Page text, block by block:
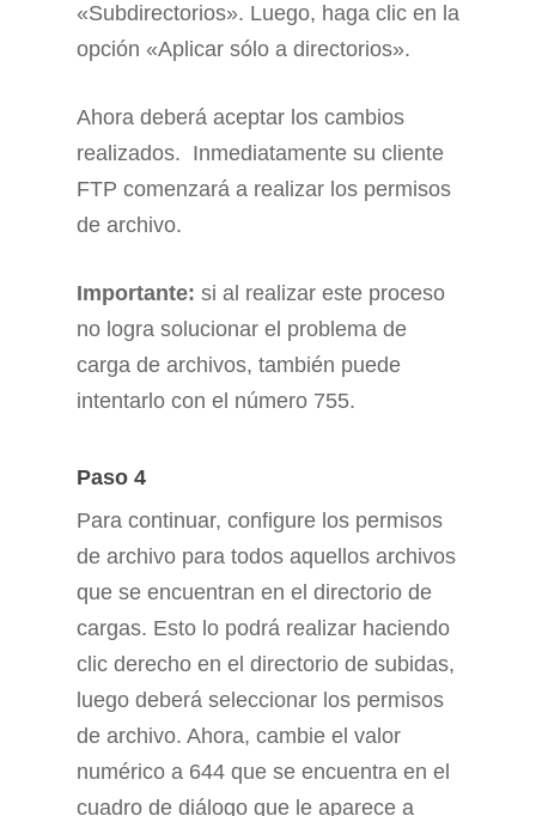
«Subdirectorios». Luego, haga clic en la
opción «Aplicar sólo a directorios».
Ahora deberá aceptar los cambios
realizados. Inmediatamente su cliente
FTP comenzará a realizar los permisos
de archivo.
Importante: si al realizar este proceso
no logra solucionar el problema de
carga de archivos, también puede
intentarlo con el número 755.
Paso 4
Para continuar, configure los permisos
de archivo para todos aquellos archivos
que se encuentran en el directorio de
cargas. Esto lo podrá realizar haciendo
clic derecho en el directorio de subidas,
luego deberá seleccionar los permisos
de archivo. Ahora, cambie el valor
numérico a 644 que se encuentra en el
cuadro de diálogo que le aparece a